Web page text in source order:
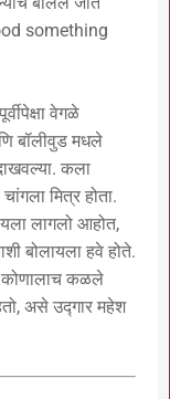
something
वेगळे
बॉलीवुड मधले
कला
मित्र होता.
लागलो आहोत,
बोलायला हवे होते.
कोणालाच कळले
असे उद्गार महेश